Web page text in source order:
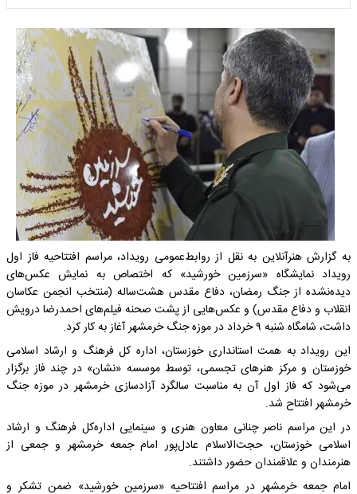
به گزارش هنرآنلاین به نقل از روابط‌عمومی رویداد، مراسم افتتاحیه فاز اول
رویداد نمایشگاه «سرزمین خورشید» که اختصاص به نمایش عکس‌های
دیده‌نشده از جنگ رمضان، دفاع مقدس هشت‌ساله (منتخب انجمن عکاسان
انقلاب و دفاع مقدس) و عکس‌هایی از پشت صحنه فیلم‌های احمدرضا درویش
داشت، شامگاه شنبه ۹ خرداد در موزه جنگ خرمشهر آغاز به کار کرد.
این رویداد به همت استانداری خوزستان، اداره کل فرهنگ و ارشاد اسلامی
خوزستان و مرکز هنرهای تجسمی، توسط موسسه «نشان» در چند فاز برگزار
می‌شود که فاز اول آن به مناسبت سالگرد آزادسازی خرمشهر در موزه جنگ
خرمشهر افتتاح شد.
در این مراسم ناصر چنانی معاون هنری و سینمایی اداره‌کل فرهنگ و ارشاد
اسلامی خوزستان، حجت‌الاسلام عادل‌پور امام جمعه خرمشهر و جمعی از
هنرمندان و علاقمندان حضور داشتند.
امام جمعه خرمشهر در مراسم افتتاحیه «سرزمین خورشید» ضمن تشکر و